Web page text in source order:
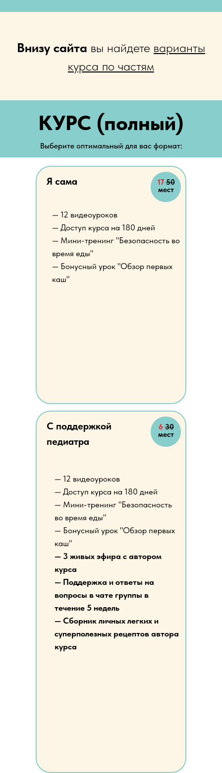
Внизу сайта вы найдете варианты
курса по частям
— 12 видеоуроков
— Доступ курса на 180 дней
— Мини-тренинг "Безопасность
во время еды"
— Бонусный урок "Обзор первых
каш"
— 3 живых эфира с автором
курса
— Поддержка и ответы на
вопросы в чате группы в
течение 5 недель
— Сборник личных легких и
суперполезных рецептов автора
курса
630
мест
С поддержкой
педиатра
КУРС (полный)
Выберите оптимальный для вас формат:
— 12 видеоуроков
— Доступ курса на 180 дней
— Мини-тренинг "Безопасность во
время еды"
— Бонусный урок "Обзор первых
каш"
17 50
мест
Я сама